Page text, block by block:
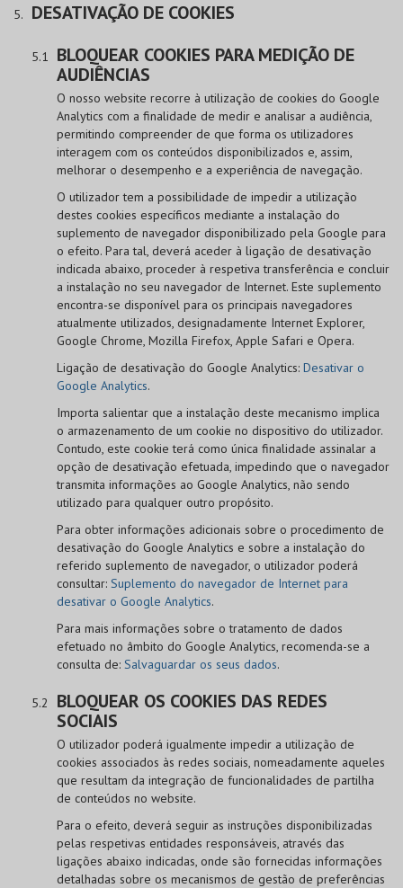
DESATIVAÇÃO DE COOKIES
BLOQUEAR COOKIES PARA MEDIÇÃO DE
AUDIÊNCIAS
O nosso website recorre à utilização de cookies do Google
Analytics com a finalidade de medir e analisar a audiência,
permitindo compreender de que forma os utilizadores
interagem com os conteúdos disponibilizados e, assim,
melhorar o desempenho e a experiência de navegação.
O utilizador tem a possibilidade de impedir a utilização
destes cookies específicos mediante a instalação do
suplemento de navegador disponibilizado pela Google para
o efeito. Para tal, deverá aceder à ligação de desativação
indicada abaixo, proceder à respetiva transferência e concluir
a instalação no seu navegador de Internet. Este suplemento
encontra-se disponível para os principais navegadores
atualmente utilizados, designadamente Internet Explorer,
Google Chrome, Mozilla Firefox, Apple Safari e Opera.
Ligação de desativação do Google Analytics: Desativar o
Google Analytics.
Importa salientar que a instalação deste mecanismo implica
o armazenamento de um cookie no dispositivo do utilizador.
Contudo, este cookie terá como única finalidade assinalar a
opção de desativação efetuada, impedindo que o navegador
transmita informações ao Google Analytics, não sendo
utilizado para qualquer outro propósito.
Para obter informações adicionais sobre o procedimento de
desativação do Google Analytics e sobre a instalação do
referido suplemento de navegador, o utilizador poderá
consultar: Suplemento do navegador de Internet para
desativar o Google Analytics.
Para mais informações sobre o tratamento de dados
efetuado no âmbito do Google Analytics, recomenda-se a
consulta de: Salvaguardar os seus dados.
BLOQUEAR OS COOKIES DAS REDES
SOCIAIS
O utilizador poderá igualmente impedir a utilização de
cookies associados às redes sociais, nomeadamente aqueles
que resultam da integração de funcionalidades de partilha
de conteúdos no website.
Para o efeito, deverá seguir as instruções disponibilizadas
pelas respetivas entidades responsáveis, através das
ligações abaixo indicadas, onde são fornecidas informações
detalhadas sobre os mecanismos de gestão de preferências